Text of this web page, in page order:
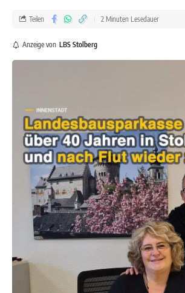
Anzeige von LBS Stolberg
Teilen 2 Minuten Lesedauer